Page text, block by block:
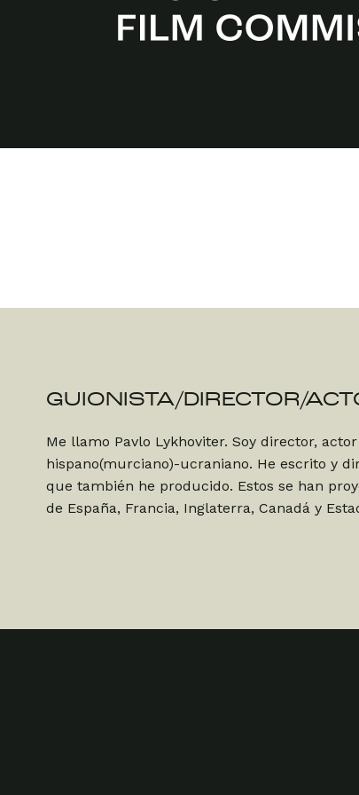
GUIONISTA/DIRECTOR/
Me llamo Pavlo Lykhoviter. Soy director,
hispano(murciano)-ucraniano. He escrito y
que también he producido. Estos se han
de España, Francia, Inglaterra, Canadá y